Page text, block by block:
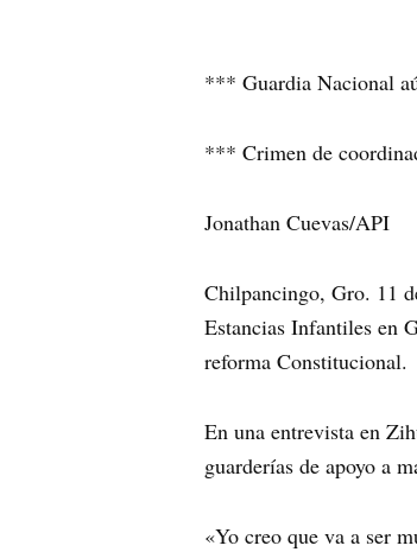
*** Guardia Nacional
*** Crimen de
Jonathan Cuevas/API
Chilpancingo, Gro. 11
Estancias Infantiles en
reforma Constitucional.
En una entrevista en
guarderías de apoyo a
«Yo creo que va a ser